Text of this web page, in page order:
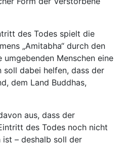
des Todes spielt die
„Amitabha“ durch den
Menschen eine
soll dabei helfen, dass der
dem Land Buddhas,
aus, dass der
des Todes noch nicht
– deshalb soll der